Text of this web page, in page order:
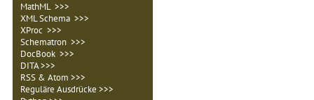
MathML >>>
XML Schema >>>
XProc >>>
Schematron >>>
DocBook >>>
DITA >>>
RSS & Atom >>>
Reguläre Ausdrücke >>>